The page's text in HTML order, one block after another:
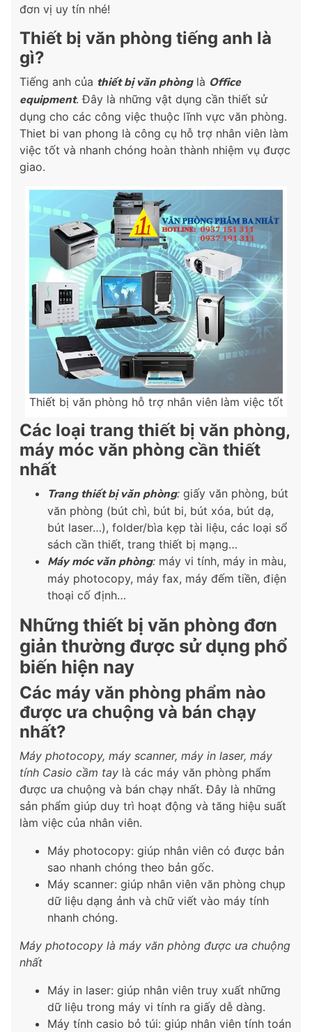
đơn vị uy tín nhé!
Thiết bị văn phòng tiếng anh là
gì?
Tiếng anh của thiết bị văn phònglà Office
equipment. Đây là những vật dụng cần thiết sử
dụng cho các công việc thuộc lĩnh vực văn phòng.
Thiet bi van phong là công cụ hỗ trợ nhân viên làm
việc tốt và nhanh chóng hoàn thành nhiệm vụ được
giao.
Thiết bị văn phòng hỗ trợ nhân viên làm việc tốt
Các loại trang thiết bị văn phòng,
máy móc văn phòng cần thiết
nhất
Trang thiết bị văn phòng: giấy văn phòng, bút
văn phòng (bút chì, bút bi, bút xóa, bút dạ,
bút laser…), folder/bìa kẹp tài liệu, các loại sổ
sách cần thiết, trang thiết bị mạng…
Máy móc văn phòng: máy vi tính, máy in màu,
máy photocopy, máy fax, máy đếm tiền, điện
thoại cố định…
Những thiết bị văn phòng đơn
giản thường được sử dụng phổ
biến hiện nay
Các máy văn phòng phẩm nào
được ưa chuộng và bán chạy
nhất?
Máy photocopy, máy scanner, máy in laser, máy
tính Casio cầm tay là các máy văn phòng phẩm
được ưa chuộng và bán chạy nhất. Đây là những
sản phẩm giúp duy trì hoạt động và tăng hiệu suất
làm việc của nhân viên.
Máy photocopy: giúp nhân viên có được bản
sao nhanh chóng theo bản gốc.
Máy scanner: giúp nhân viên văn phòng chụp
dữ liệu dạng ảnh và chữ viết vào máy tính
nhanh chóng.
Máy photocopy là máy văn phòng được ưa chuộng
nhất
Máy in laser: giúp nhân viên truy xuất những
dữ liệu trong máy vi tính ra giấy dễ dàng.
Máy tính casio bỏ túi: giúp nhân viên tính toán